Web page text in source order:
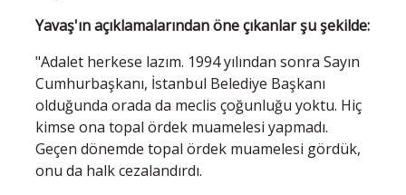
Yavaş'ın açıklamalarından öne çıkanlar şu şekilde:
"Adalet herkese lazım. 1994 yılından sonra Sayın
Cumhurbaşkanı, İstanbul Belediye Başkanı
olduğunda orada da meclis çoğunluğu yoktu. Hiç
kimse ona topal ördek muamelesi yapmadı.
Geçen dönemde topal ördek muamelesi gördük,
onu da halk cezalandırdı.